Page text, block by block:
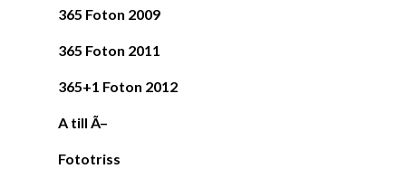
365 Foton 2009
365 Foton 2011
365+1 Foton 2012
A till Ã–
Fototriss